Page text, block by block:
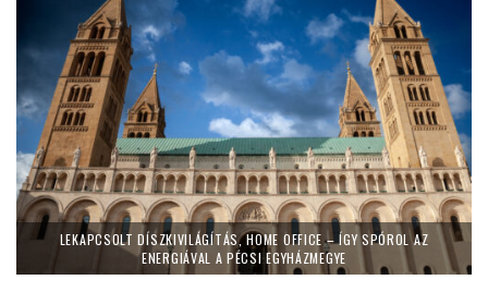
LEKAPCSOLT DÍSZKIVILÁGÍTÁS, HOME OFFICE – ÍGY SPÓROL AZ
ENERGIÁVAL A PÉCSI EGYHÁZMEGYE